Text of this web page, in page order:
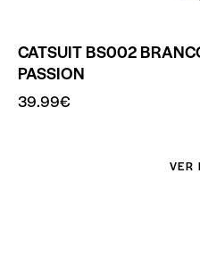
CATSUIT BS002
PASSION
39.99€
VER